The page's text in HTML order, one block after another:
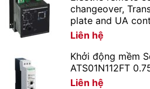
changeover,
plate and UA
Liên hệ
Khởi động mềm
ATS01N112FT
Liên hệ